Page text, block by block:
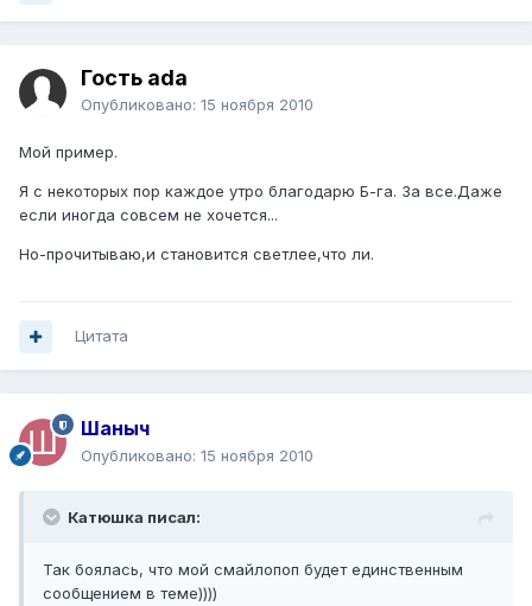
Гость ada
Опубликовано: 15 ноября 2010
Мой пример.
Я с некоторых пор каждое утро благодарю Б-га. За все.Даже
если иногда совсем не хочется...
Но-прочитываю,и становится светлее,что ли.
Цитата
Шаныч
Опубликовано: 15 ноября 2010
Катюшка писал:
Так боялась, что мой смайлопоп будет единственным
сообщением в теме))))